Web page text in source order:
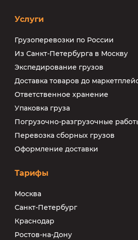
Услуги
Грузоперевозки по России
Из Санкт-Петербурга в Москву
Экспедирование грузов
Доставка товаров до
Ответственное хранение
Упаковка груза
Погрузочно-разгрузочные
Перевозка сборных грузов
Оформление доставки
Тарифы
Москва
Санкт-Петербург
Краснодар
Ростов-на-Дону